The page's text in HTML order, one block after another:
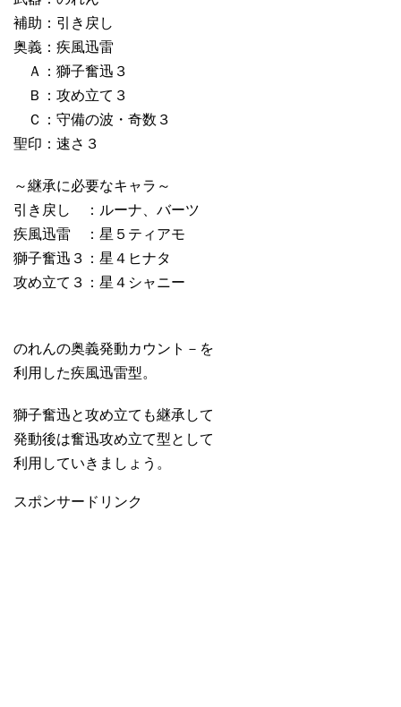
補助：引き戻し
奥義：疾風迅雷
Ａ：獅子奮迅３
Ｂ：攻め立て３
Ｃ：守備の波・奇数３
聖印：速さ３
～継承に必要なキャラ～
引き戻し ：ルーナ、バーツ
疾風迅雷 ：星５ティアモ
獅子奮迅３：星４ヒナタ
攻め立て３：星４シャニー
のれんの奥義発動カウント－を
利用した疾風迅雷型。
獅子奮迅と攻め立ても継承して
発動後は奮迅攻め立て型として
利用していきましょう。
スポンサードリンク